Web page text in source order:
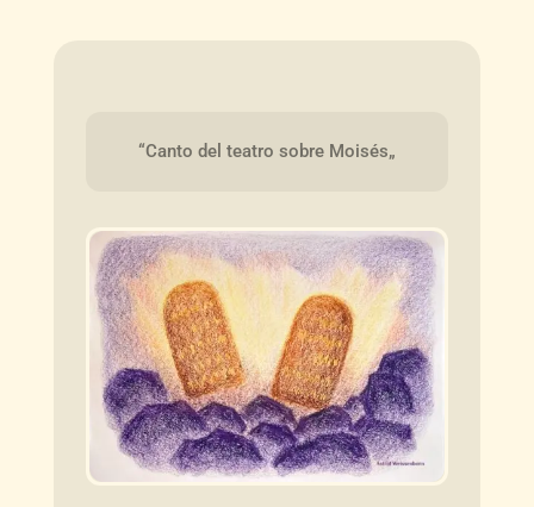
“Canto del teatro sobre Moisés„